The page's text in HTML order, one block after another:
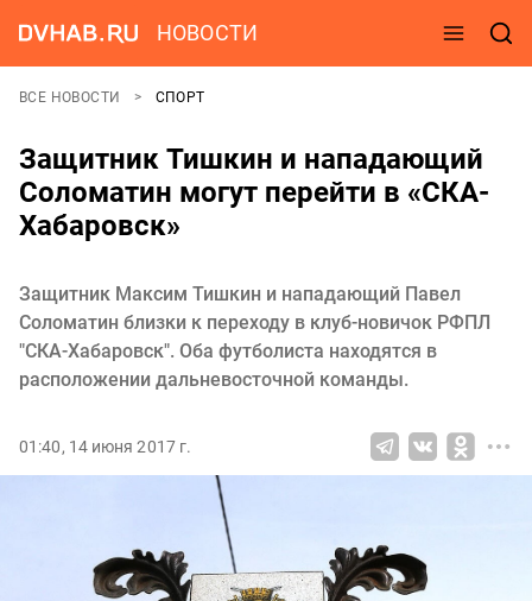
НОВОСТИ
ВСЕ НОВОСТИ СПОРТ
Защитник Тишкин и нападающий
Соломатин могут перейти в «СКА-
Хабаровск»
Защитник Максим Тишкин и нападающий Павел
Соломатин близки к переходу в клуб-новичок РФПЛ
"СКА-Хабаровск". Оба футболиста находятся в
расположении дальневосточной команды.
01:40, 14 июня 2017 г.